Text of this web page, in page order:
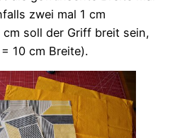
zwei mal 1 cm
cm soll der Griff breit sein,
10 cm Breite).